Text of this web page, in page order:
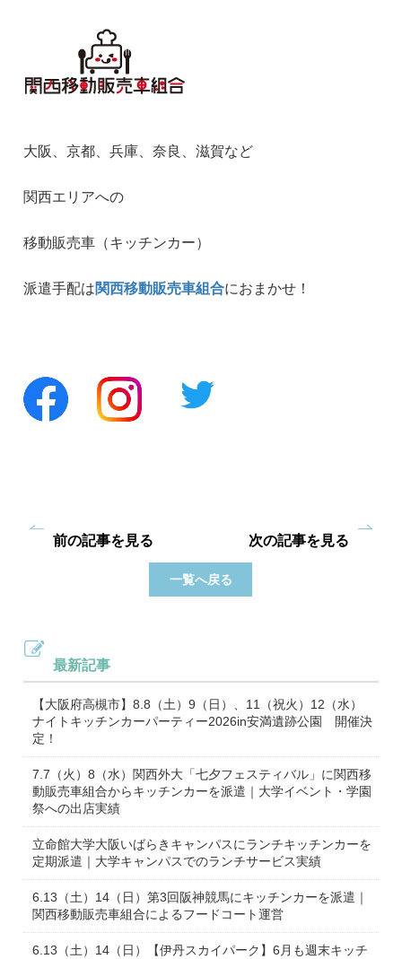
大阪、京都、兵庫、奈良、滋賀など
関西エリアへの
移動販売車（キッチンカー）
派遣手配は関西移動販売車組合におまかせ！
前の記事を見る
一覧へ戻る
次の記事を見る
最新記事
【大阪府高槻市】8.8（土）9（日）、11（祝火）12（水）
ナイトキッチンカーパーティー2026in安満遺跡公園 開催決
定！
7.7（火）8（水）関西外大「七夕フェスティバル」に関西移
動販売車組合からキッチンカーを派遣｜大学イベント・学園
祭への出店実績
立命館大学大阪いばらきキャンパスにランチキッチンカーを
定期派遣｜大学キャンパスでのランチサービス実績
6.13（土）14（日）第3回阪神競馬にキッチンカーを派遣｜
関西移動販売車組合によるフードコート運営
6.13（土）14（日）【伊丹スカイパーク】6月も週末キッチ